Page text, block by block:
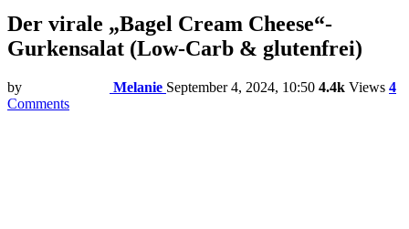
Der virale „Bagel Cream Cheese“-
Gurkensalat (Low-Carb & glutenfrei)
by Melanie September 4, 2024, 10:50 4.4k Views 4
Comments